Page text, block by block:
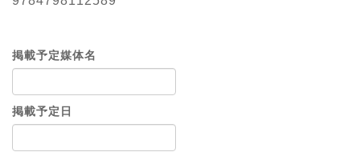
掲載予定媒体名
掲載予定日